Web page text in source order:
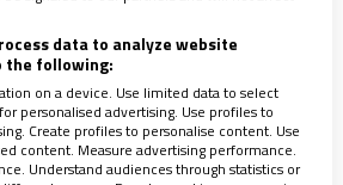
pie, en vigilia, perseverando en
sosteniendo el espíritu
Vaticano II (1962-1965) y de
Medellín (1968) y de Puebla
y puso en marcha
data to analyze website
the following:
on a device. Use limited data to select
personalised advertising. Use profiles to
Create profiles to personalise content. Use
content. Measure advertising performance.
Understand audiences through statistics or